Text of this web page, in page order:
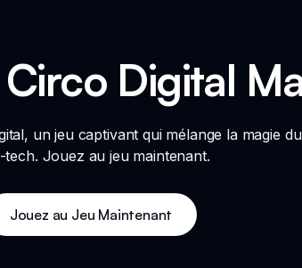
Digital
un jeu captivant qui mélange la magie
tech. Jouez au jeu maintenant.
Jouez au Jeu Maintenant